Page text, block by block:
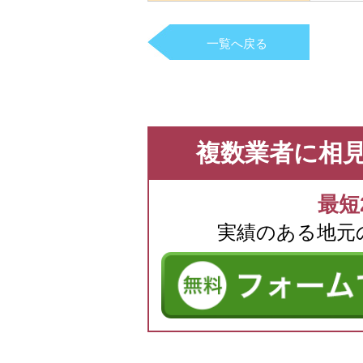
一覧へ戻る
複数業者に相
最
実績のある地元